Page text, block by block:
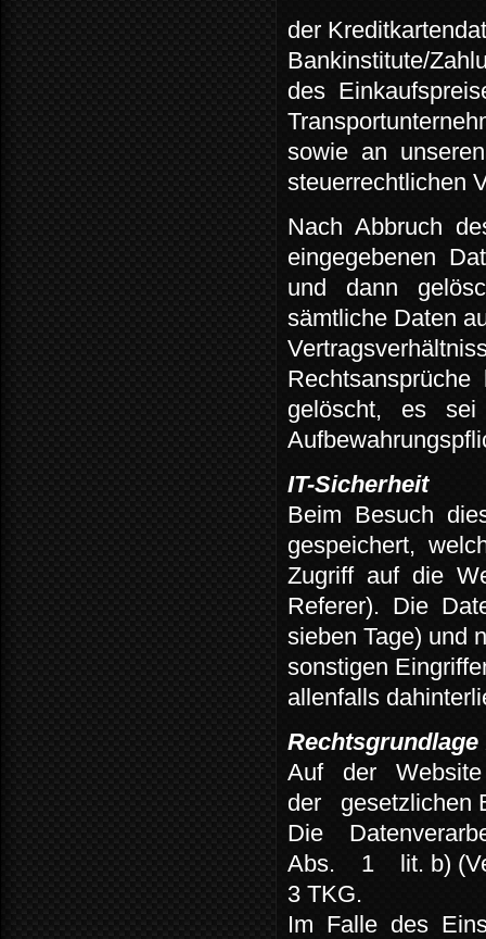
der
Bankinstitute/
des
sowie an unseren
steuerrechtlichen
Nach Abbruch
eingegebenen
und
dann
sämtliche Daten
Rechtsansprüche
gelöscht,
es
sei
IT-Sicherheit
Beim Besuch
gespeichert,
Zugriff auf die
Referer). Die
sieben Tage) und
sonstigen
allenfalls
Auf
der
der
gesetzlichen
Die
Abs.
1
lit. b)
3 TKG.
Im Falle des